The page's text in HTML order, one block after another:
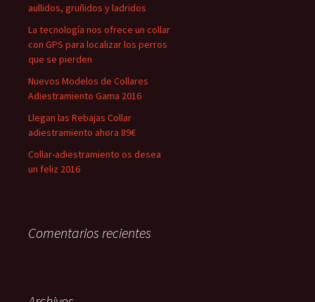
aullidos, gruñidos y ladridos
La tecnología nos ofrece un collar
con GPS para localizar los perros
que se pierden
Nuevos Modelos de Collares
Adiestramiento Gama 2016
Llegan las Rebajas Collar
adiestramiento ahora 89€
Collar-adiestramiento os desea
un feliz 2016
Comentarios recientes